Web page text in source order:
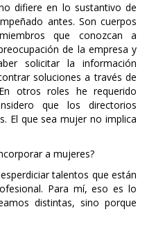
difiere en lo sustantivo de
antes. Son cuerpos
que conozcan a
de la empresa y
solicitar la información
soluciones a través de
otros roles he requerido
que los directorios
El que sea mujer no implica
a mujeres?
talentos que están
Para mí, eso es lo
distintas, sino porque